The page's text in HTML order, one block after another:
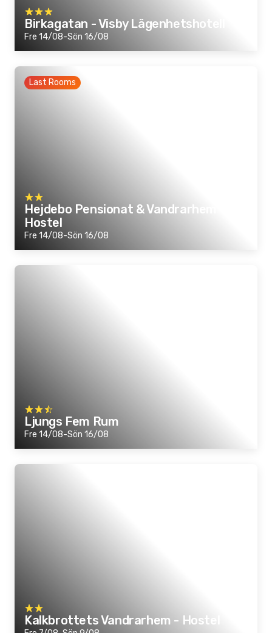
Birkagatan - Visby Lägenhetshotell
Fre 14/08-Sön 16/08
Last Rooms
Hejdebo Pensionat & Vandrarhem -
Hostel
Fre 14/08-Sön 16/08
Ljungs Fem Rum
Fre 14/08-Sön 16/08
Kalkbrottets Vandrarhem - Hostel